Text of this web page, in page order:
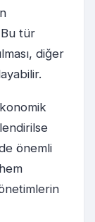
tür
diğer
önemli